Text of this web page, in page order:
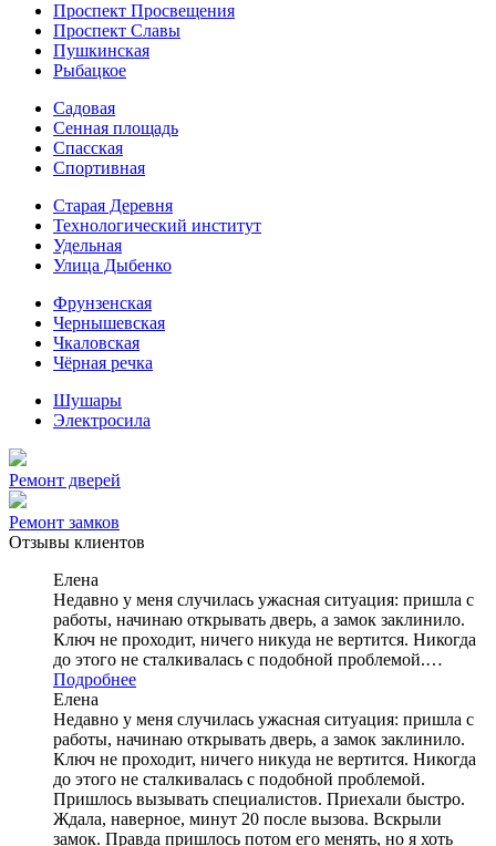
Проспект Просвещения
Проспект Славы
Пушкинская
Рыбацкое
Садовая
Сенная площадь
Спасская
Спортивная
Старая Деревня
Технологический институт
Удельная
Улица Дыбенко
Фрунзенская
Чернышевская
Чкаловская
Чёрная речка
Шушары
Электросила
Ремонт дверей
Ремонт замков
Отзывы клиентов
Елена
Недавно у меня случилась ужасная ситуация: пришла с
работы, начинаю открывать дверь, а замок заклинило.
Ключ не проходит, ничего никуда не вертится. Никогда
до этого не сталкивалась с подобной проблемой.…
Подробнее
Елена
Недавно у меня случилась ужасная ситуация: пришла с
работы, начинаю открывать дверь, а замок заклинило.
Ключ не проходит, ничего никуда не вертится. Никогда
до этого не сталкивалась с подобной проблемой.
Пришлось вызывать специалистов. Приехали быстро.
Ждала, наверное, минут 20 после вызова. Вскрыли
замок. Правда пришлось потом его менять, но я хоть